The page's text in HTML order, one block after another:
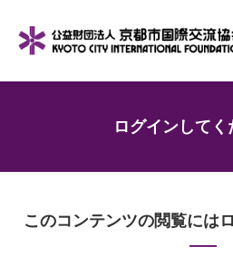
ログインしてく
このコンテンツの閲覧には